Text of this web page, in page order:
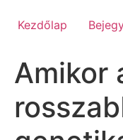
Kezdőlap
Amikor